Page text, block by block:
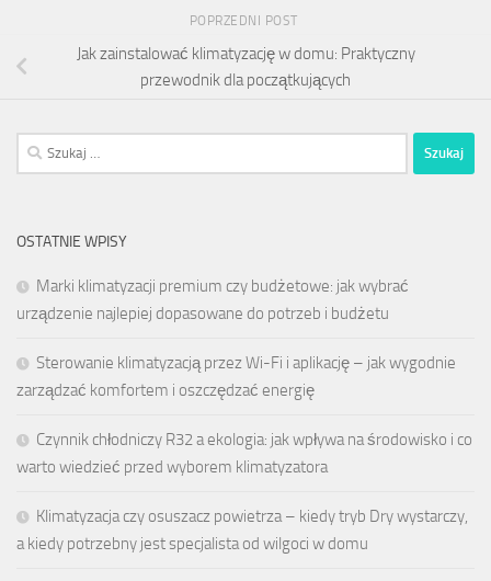
POPRZEDNI POST
Jak zainstalować klimatyzację w domu: Praktyczny
przewodnik dla początkujących
Szukaj:
OSTATNIE WPISY
Marki klimatyzacji premium czy budżetowe: jak wybrać
urządzenie najlepiej dopasowane do potrzeb i budżetu
Sterowanie klimatyzacją przez Wi-Fi i aplikację – jak wygodnie
zarządzać komfortem i oszczędzać energię
Czynnik chłodniczy R32 a ekologia: jak wpływa na środowisko i co
warto wiedzieć przed wyborem klimatyzatora
Klimatyzacja czy osuszacz powietrza – kiedy tryb Dry wystarczy,
a kiedy potrzebny jest specjalista od wilgoci w domu